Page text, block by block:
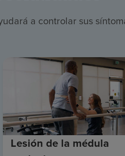
a controlar sus
Lesión de la médula